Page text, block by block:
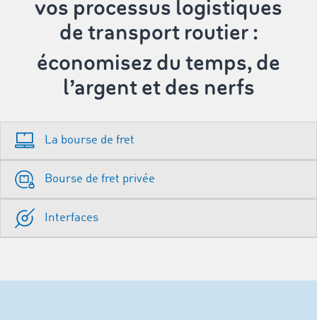
vos processus logistiques
de transport routier :
économisez du temps, de
l’argent et des nerfs
La bourse de fret
Bourse de fret privée
Interfaces